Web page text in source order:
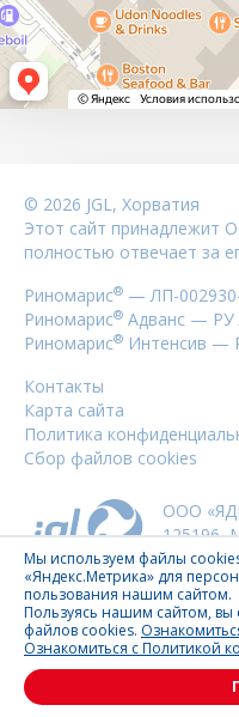
ООО
125196,
9 этаж
Тел:+7
© 2026 JGL, Хорватия
Этот сайт принадлежит
полностью отвечает за
Риномарис® — ЛП-
Риномарис® Адванс — РУ
Риномарис® Интенсив —
Контакты
Карта сайта
Политика
Сбор файлов cookies
ООО
125196,
9 этаж
Тел:+7
Мы используем файлы
«Яндекс.Метрика» для
пользования нашим сайтом.
Пользуясь нашим сайтом,
файлов cookies.
Ознакомиться с Политикой